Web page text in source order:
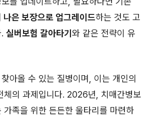
나은 보장으로 업그레이드하는 것도 고
실버보험 갈아타기와 같은 전략이 유
아올 수 있는 질병이며, 이는 개인의
체의 과제입니다. 2026년, 치매간병보
가족을 위한 든든한 울타리를 마련하